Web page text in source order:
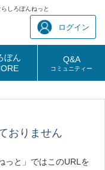
しろぼんねっと
ログイン
ぼん
Q&A
コミュニティー
おりません
っと」ではこのURLを